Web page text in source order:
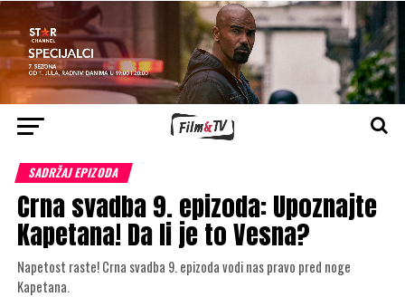
SADRŽAJ EPIZODA
Crna svadba 9. epizoda: Upoznajte
Kapetana! Da li je to Vesna?
Napetost raste! Crna svadba 9. epizoda vodi nas pravo pred noge
Kapetana.